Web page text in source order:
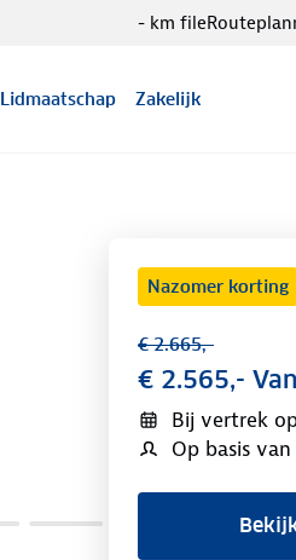
Lidmaatschap Zakelijk
- km file
Nazomer korting
€ 2.665,-
€ 2.565,-
Bij vertrek
Op basis